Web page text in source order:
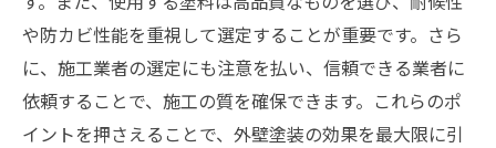
や防カビ性能を重視して選定することが重要です。さら
に、施工業者の選定にも注意を払い、信頼できる業者に
依頼することで、施工の質を確保できます。これらのポ
イントを押さえることで、外壁塗装の効果を最大限に引